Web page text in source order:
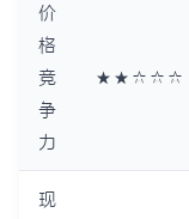
价
格
竞
争
力
★★☆☆☆
现